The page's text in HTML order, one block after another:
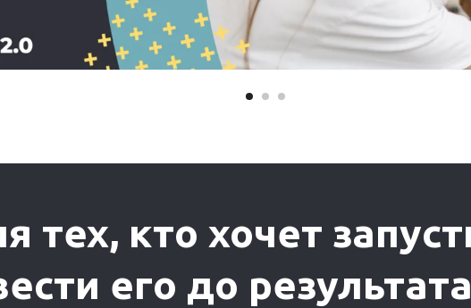
тех, кто хочет
его до результата